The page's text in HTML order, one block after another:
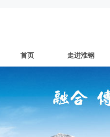
首页 走进淮钢